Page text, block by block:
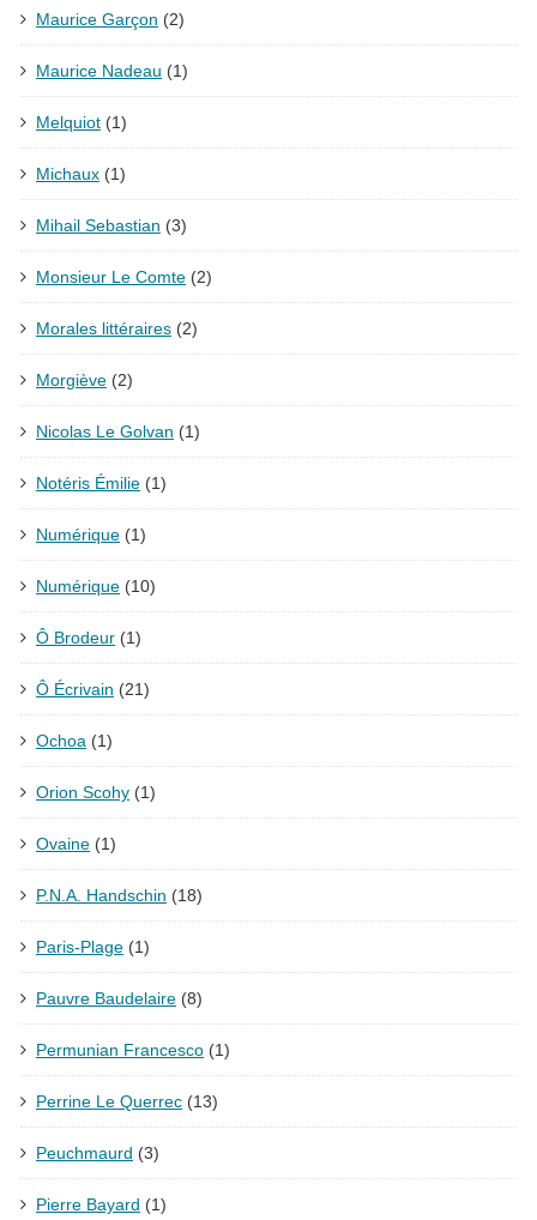
Maurice Garçon (2)
Maurice Nadeau (1)
Melquiot (1)
Michaux (1)
Mihail Sebastian (3)
Monsieur Le Comte (2)
Morales littéraires (2)
Morgiève (2)
Nicolas Le Golvan (1)
Notéris Émilie (1)
Numérique (1)
Numérique (10)
Ô Brodeur (1)
Ô Écrivain (21)
Ochoa (1)
Orion Scohy (1)
Ovaine (1)
P.N.A. Handschin (18)
Paris-Plage (1)
Pauvre Baudelaire (8)
Permunian Francesco (1)
Perrine Le Querrec (13)
Peuchmaurd (3)
Pierre Bayard (1)